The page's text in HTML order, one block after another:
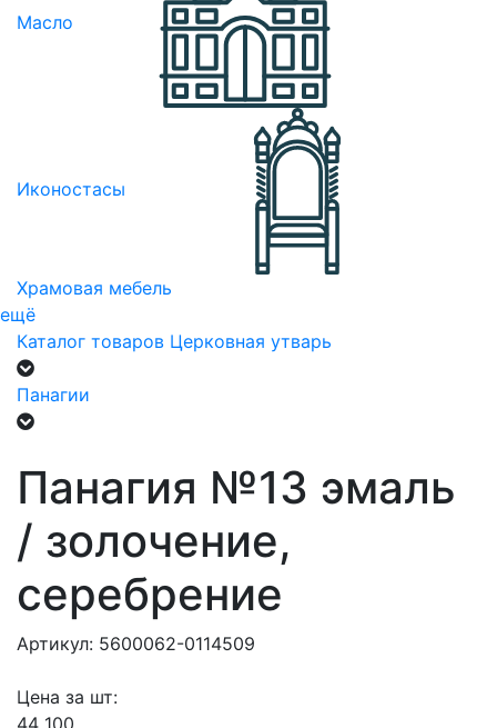
Масло
Иконостасы
Храмовая мебель
ещё
Каталог товаров Церковная утварь
Панагии
Панагия №13 эмаль
/ золочение,
серебрение
Артикул: 5600062-0114509
Цена за шт:
44 100